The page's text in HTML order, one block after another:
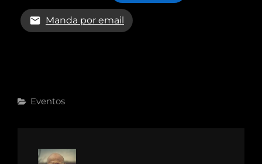
Manda por email
Eventos